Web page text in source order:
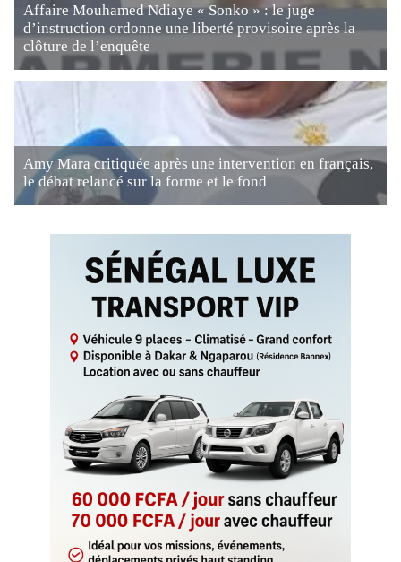
Affaire Mouhamed Ndiaye « Sonko » : le juge
d’instruction ordonne une liberté provisoire après la
clôture de l’enquête
Amy Mara critiquée après une intervention en français,
le débat relancé sur la forme et le fond